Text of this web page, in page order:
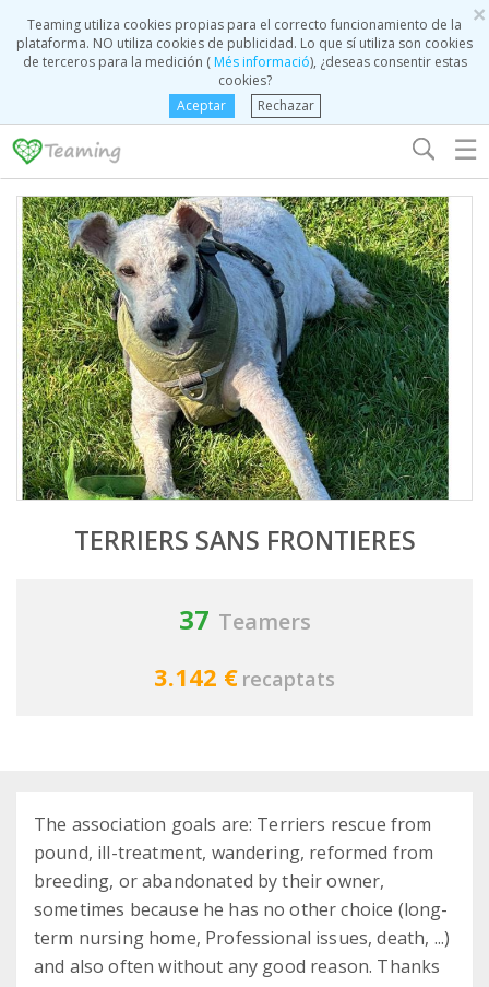
×
Teaming utiliza cookies propias para el correcto funcionamiento de la
plataforma. NO utiliza cookies de publicidad. Lo que sí utiliza son cookies
de terceros para la medición (Més informació), ¿deseas consentir estas
cookies?
Aceptar
Rechazar
☰
TERRIERS SANS FRONTIERES
37 Teamers
3.142 € recaptats
The association goals are: Terriers rescue from
pound, ill-treatment, wandering, reformed from
breeding, or abandonated by their owner,
sometimes because he has no other choice (long-
term nursing home, Professional issues, death, ...)
and also often without any good reason. Thanks